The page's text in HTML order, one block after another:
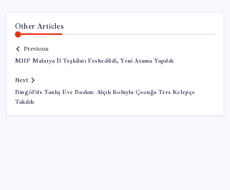
Other Articles
Previous
MHP Malatya İl Teşkilatı Feshedildi, Yeni Atama Yapıldı
Next
Bingöl’de Yanlış Eve Baskın: Alçılı Koluyla Çocuğa Ters Kelepçe
Takıldı